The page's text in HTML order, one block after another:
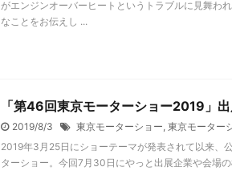
がエンジンオーバーヒートというトラブルに見舞わ
なことをお伝えし ...
「第46回東京モーターショー2019」
2019/8/3 東京モーターショー, 東京モーター
2019年3月25日にショーテーマが発表されて以来、
ターショー。今回7月30日にやっと出展企業や会場